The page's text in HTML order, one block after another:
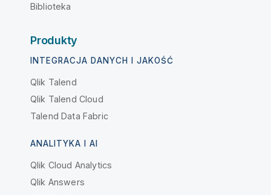
Biblioteka
Produkty
INTEGRACJA DANYCH I JAKOŚĆ
Qlik Talend
Qlik Talend Cloud
Talend Data Fabric
ANALITYKA I AI
Qlik Cloud Analytics
Qlik Answers